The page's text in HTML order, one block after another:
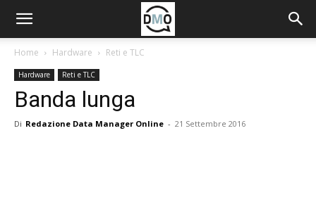
Home Hardware Reti e TLC
Hardware Reti e TLC
Banda lunga
Di Redazione Data Manager Online - 21 Settembre 2016